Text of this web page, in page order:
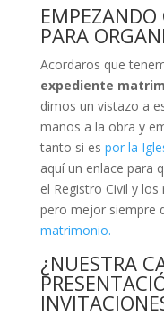
EMPEZANDO
PARA
Acordaros que
expediente
dimos un vistazo a
manos a la obra y
tanto si es por la
aquí un enlace para
el Registro Civil y
pero mejor siempre
matrimonio.
¿NUESTRA